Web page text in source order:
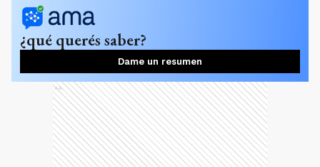
¿qué querés saber?
Dame un resumen
Ads